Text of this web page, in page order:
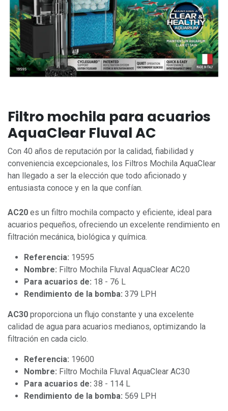
Filtro mochila para acuarios
AquaClear Fluval AC
Con 40 años de reputación por la calidad, fiabilidad y
conveniencia excepcionales, los Filtros Mochila AquaClear
han llegado a ser la elección que todo aficionado y
entusiasta conoce y en la que confían.
AC20 es un filtro mochila compacto y eficiente, ideal para
acuarios pequeños, ofreciendo un excelente rendimiento en
filtración mecánica, biológica y química.
Referencia: 19595
Nombre: Filtro Mochila Fluval AquaClear AC20
Para acuarios de: 18 - 76 L
Rendimiento de la bomba: 379 LPH
AC30 proporciona un flujo constante y una excelente
calidad de agua para acuarios medianos, optimizando la
filtración en cada ciclo.
Referencia: 19600
Nombre: Filtro Mochila Fluval AquaClear AC30
Para acuarios de: 38 - 114 L
Rendimiento de la bomba: 569 LPH